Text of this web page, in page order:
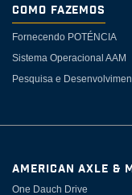
Como Fazemos
Fornecendo POTÉNCIA
Sistema Operacional AAM
Pesquisa e
AMERICAN AXLE &
One Dauch Drive